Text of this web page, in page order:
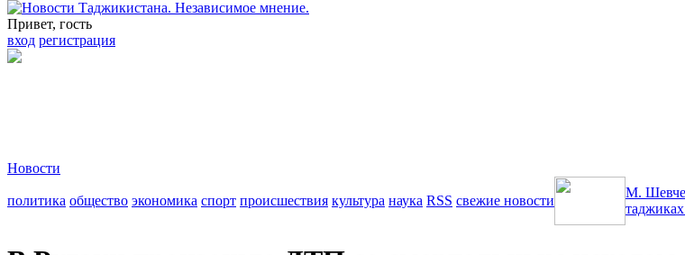
Привет, гость
вход регистрация
Новости
политика общество экономика спорт происшествия культура наука RSS свежие новости
М.